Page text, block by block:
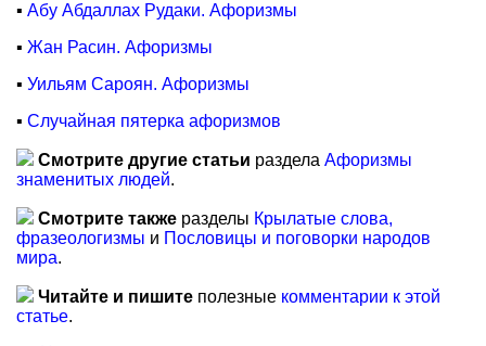
▪ Абу Абдаллах Рудаки. Афоризмы
▪ Жан Расин. Афоризмы
▪ Уильям Сароян. Афоризмы
▪ Случайная пятерка афоризмов
Смотрите другие статьи раздела Афоризмы
знаменитых людей.
Смотрите также разделы Крылатые слова,
фразеологизмы и Пословицы и поговорки народов
мира.
Читайте и пишите полезные комментарии к этой
статье.